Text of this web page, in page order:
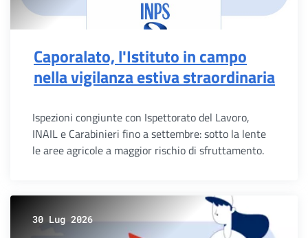
Caporalato, l'Istituto in campo
nella vigilanza estiva straordinaria
Ispezioni congiunte con Ispettorato del Lavoro,
INAIL e Carabinieri fino a settembre: sotto la lente
le aree agricole a maggior rischio di sfruttamento.
30 Lug 2026